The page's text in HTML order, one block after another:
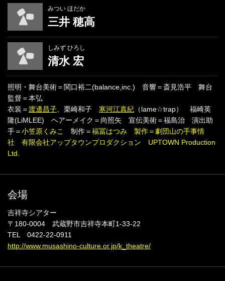
みつい ほだか
三井 穂高
しみず ひろし
清水 宏
照明・舞台美術＝関口裕二(balance,inc.) 音響＝斎見浩平 舞台
監督＝本弘
衣装＝渡邊昌子 、栗崎和子 寒河江真紀 （lame☆trap） 福崎英
隆(LiMLEE) ヘアーメイク＝尚照矢 宣伝美術＝福島治 演出助
手＝小笠原くみこ 制作＝福冨はつみ 製作＝劇団山の手事情
社 有限会社アップタウンプロダクション UPTOWN Production
Ltd.
会場
吉祥寺シアター
〒180-0004 武蔵野市吉祥寺本町1-33-22
TEL 0422-22-0911
http://www.musashino-culture.or.jp/k_theatre/